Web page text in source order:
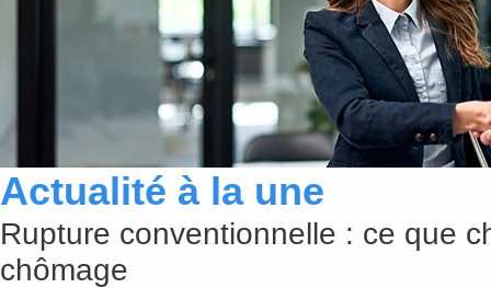
Actualité à la une
Rupture conventionnelle : ce que
chômage